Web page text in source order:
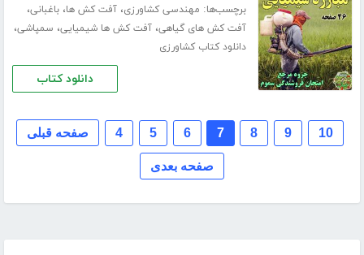
برچسب‌ها: مهندسی کشاورزی،آفت کش ها،باغبانی،
آفت کش های گیاهی،آفت کش ها شیمیایی، سمپاشی،
دانلود کتاب کشاورزی
دانلود کتاب
صفحه قبلی 4 5 6 7 8 9 10
صفحه بعدی